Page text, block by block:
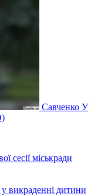
Савченко У
сесії міськради
у викраденні дитини